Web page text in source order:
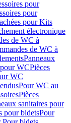
pour
pour
pour Kits
électronique
de WC à
de WC à
Panneaux
WCPièces
WC
Pour WC au
Pièces
sanitaires pour
pour bidetsPour